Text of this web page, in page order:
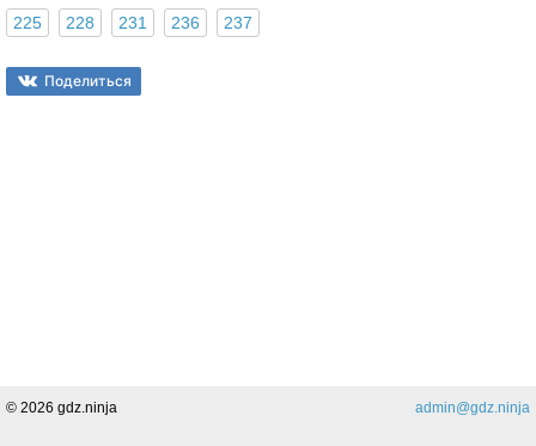
225 228 231 236 237
Поделиться
© 2026 gdz.ninja admin@gdz.ninja